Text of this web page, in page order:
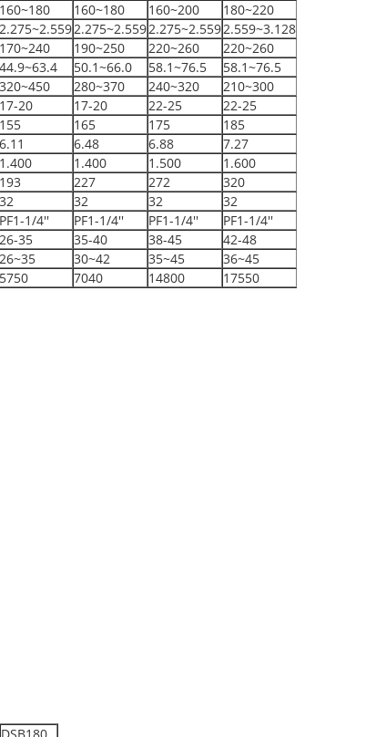
160~180 160~180 160~200
180~220
2.275~2.5592.275~2.5592.275~2.5592.559~3.128
170~240 190~250 220~260
220~260
44.9~63.4 50.1~66.0 58.1~76.5
58.1~76.5
320~450 280~370 240~320
210~300
17-20 17-20 22-25
22-25
155 165 175
185
6.11 6.48 6.88
7.27
1.400 1.400 1.500
1.600
193 227 272
320
32 32 32
32
PF1-1/4'' PF1-1/4'' PF1-1/4''
PF1-1/4''
26-35 35-40 38-45
42-48
26~35 30~42 35~45
36~45
5750 7040 14800 17550